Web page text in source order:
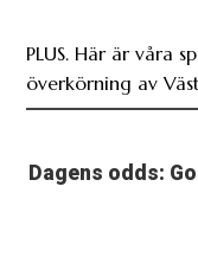
PLUS. Här är våra
överkörning av
Dagens odds: